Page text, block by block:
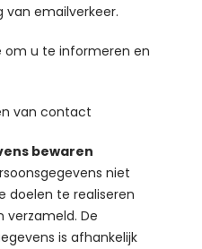
van emailverkeer.
om u te informeren en
van contact
bewaren
niet
doelen te realiseren
verzameld. De
is afhankelijk